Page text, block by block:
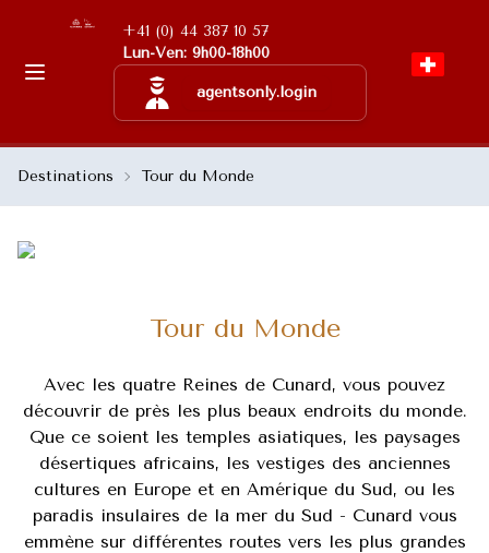
+41 (0) 44 387 10 57
Lun-Ven: 9h00-18h00
agentsonly.login
Destinations Tour du Monde
Tour du Monde
Avec les quatre Reines de Cunard, vous pouvez
découvrir de près les plus beaux endroits du monde.
Que ce soient les temples asiatiques, les paysages
désertiques africains, les vestiges des anciennes
cultures en Europe et en Amérique du Sud, ou les
paradis insulaires de la mer du Sud - Cunard vous
emmène sur différentes routes vers les plus grandes